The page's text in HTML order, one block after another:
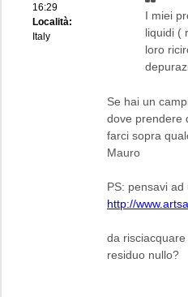
16:29
Località:
Italy
I miei
liquidi (
loro
Se hai un
dove prendere
farci sopra
Mauro
PS: pensavi
http://
da
residuo nullo?